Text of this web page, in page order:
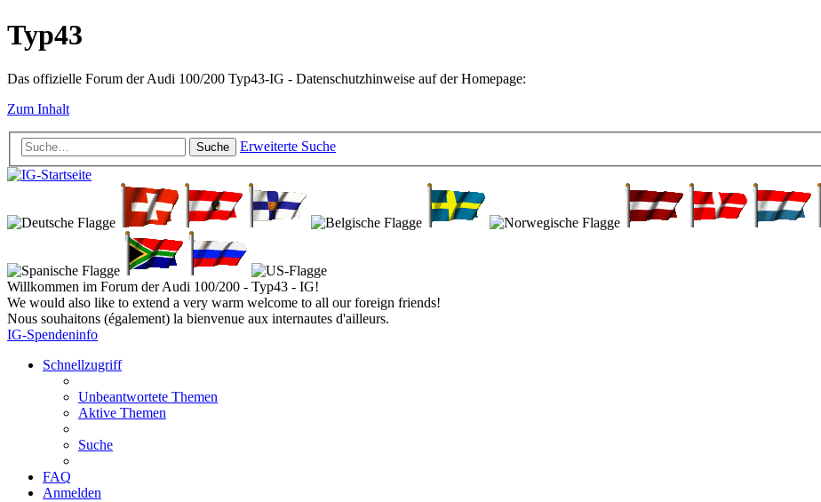
Typ43
Das offizielle Forum der Audi 100/200 Typ43-IG - Datenschutzhinweise auf der Homepage:
Zum Inhalt
Suche Erweiterte Suche
Willkommen im Forum der Audi 100/200 - Typ43 - IG!
We would also like to extend a very warm welcome to all our foreign friends!
Nous souhaitons (également) la bienvenue aux internautes d'ailleurs.
IG-Spendeninfo
Schnellzugriff
Unbeantwortete Themen
Aktive Themen
Suche
FAQ
Anmelden